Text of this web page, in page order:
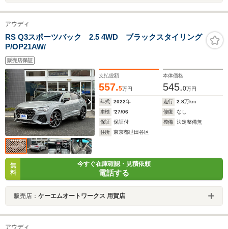
アウディ
RS Q3スポーツバック 2.5 4WD ブラックスタイリング
P/OP21AW/
販売店保証
支払総額
557.5万円
本体価格
545.0万円
年式 2022年 走行 2.8万km
車検
'27/06 修復
なし
保証
保証付 整備
法定整備無
住所
東京都世田谷区
無
料
今すぐ在庫確認・見積依頼
電話する
販売店： ケーエムオートワークス 用賀店
アウディ